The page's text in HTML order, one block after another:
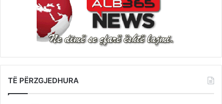
TË PËRZGJEDHURA